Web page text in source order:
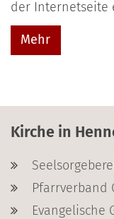
der Internetseite
Mehr
Kirche in
Pfarrverband
Evangelische